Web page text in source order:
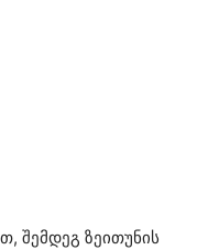
შემდეგ ზეითუნის